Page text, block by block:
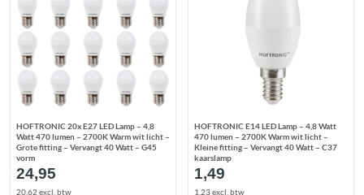
HOFTRONIC 20x E27 LED Lamp – 4,8
Watt 470 lumen – 2700K Warm wit licht –
Grote fitting – Vervangt 40 Watt – G45
vorm
24,95
20,62 excl. btw
HOFTRONIC E14 LED Lamp – 4,8 Watt
470 lumen – 2700K Warm wit licht –
Kleine fitting – Vervangt 40 Watt – C37
kaarslamp
1,49
1,23 excl. btw